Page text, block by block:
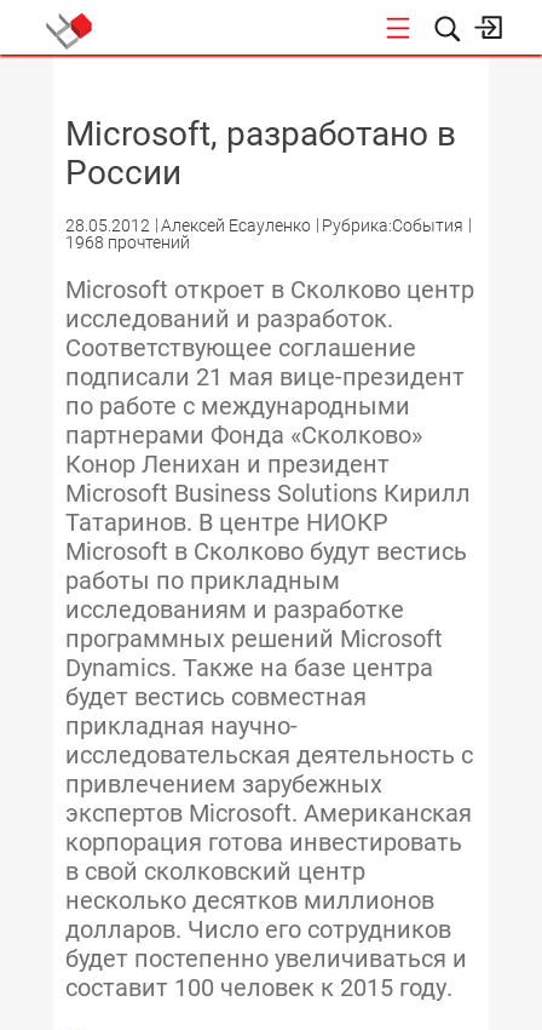
Microsoft, разработано в
России
28.05.2012 Алексей Есауленко
Рубрика:События
1968 прочтений
Microsoft откроет в Сколково центр
исследований и разработок.
Соответствующее соглашение
подписали 21 мая вице-президент
по работе с международными
партнерами Фонда «Сколково»
Конор Ленихан и президент
Microsoft Business Solutions Кирилл
Татаринов. В центре НИОКР
Microsoft в Сколково будут вестись
работы по прикладным
исследованиям и разработке
программных решений Microsoft
Dynamics. Также на базе центра
будет вестись совместная
прикладная научно-
исследовательская деятельность с
привлечением зарубежных
экспертов Microsoft. Американская
корпорация готова инвестировать
в свой сколковский центр
несколько десятков миллионов
долларов. Число его сотрудников
будет постепенно увеличиваться и
составит 100 человек к 2015 году.